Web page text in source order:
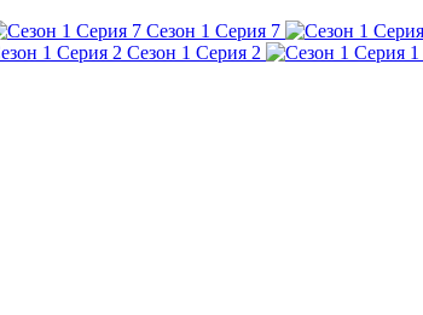
Сезон 1 Серия 7
Сезон 1 Серия 2